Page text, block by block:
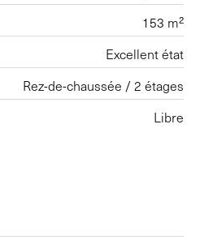
153 m²
Excellent état
Rez-de-chaussée / 2 étages
Libre